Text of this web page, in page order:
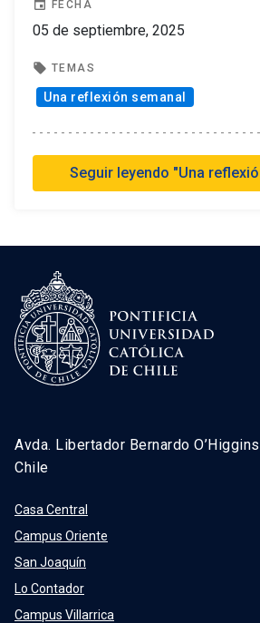
event FECHA
05 de septiembre, 2025
local_offer TEMAS
Una reflexión semanal
Seguir leyendo "Una
Avda. Libertador Bernardo
Chile
Casa Central
Campus Oriente
San Joaquín
Lo Contador
Campus Villarrica